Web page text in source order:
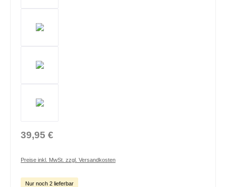
39,95 €
Preise inkl. MwSt. zzgl. Versandkosten
Nur noch 2 lieferbar